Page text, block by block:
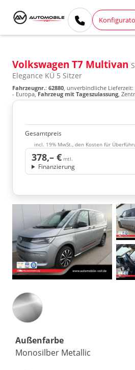
Volkswagen T7 Multivan
Elegance KÜ 5 Sitzer
Fahrzeugnr.: 62880, unverbindliche Lieferzeit:
- Europa,Fahrzeug mit Tageszulassung,
Gesamtpreis
incl. 19% MwSt., den Kosten für
378,– € mtl.
Finanzierung
Außenfarbe
Monosilber Metallic